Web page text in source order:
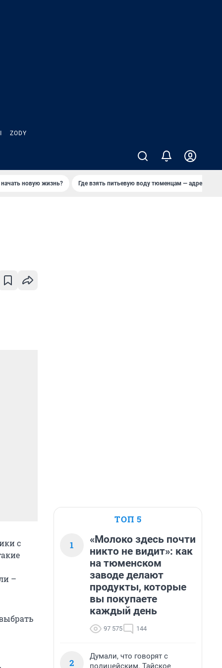
ZODY
начать новую жизнь? Где взять питьевую воду тюменцам — адреса
с
–
ТОП 5
1
«Молоко здесь почти
никто не видит»: как
на тюменском
заводе делают
продукты, которые
вы покупаете
каждый день
97 575 144
2
Думали, что говорят с
полицейским. Тайское